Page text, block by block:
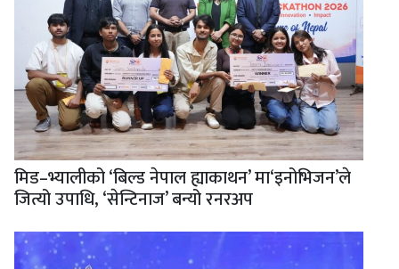
मिड–भ्यालीको ‘बिल्ड नेपाल ह्याकाथन’ मा‘इनोभिजन’ले
जित्यो उपाधि, ‘सेन्टिनाज’ बन्यो रनरअप